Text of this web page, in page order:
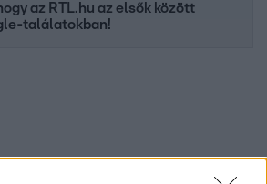
az RTL.hu az elsők között
találatokban!